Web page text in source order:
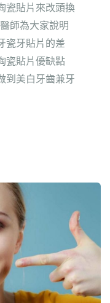
瓷貼片來改頭換
師為大家說明
瓷牙貼片的差
瓷貼片優缺點
到美白牙齒兼牙